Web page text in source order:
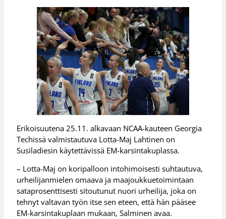
Erikoisuutena 25.11. alkavaan NCAA-kauteen Georgia
Techissä valmistautuva Lotta-Maj Lahtinen on
Susiladiesin käytettävissä EM-karsintakuplassa.
– Lotta-Maj on koripalloon intohimoisesti suhtautuva,
urheilijanmielen omaava ja maajoukkuetoimintaan
sataprosenttisesti sitoutunut nuori urheilija, joka on
tehnyt valtavan työn itse sen eteen, että hän pääsee
EM-karsintakuplaan mukaan, Salminen avaa.